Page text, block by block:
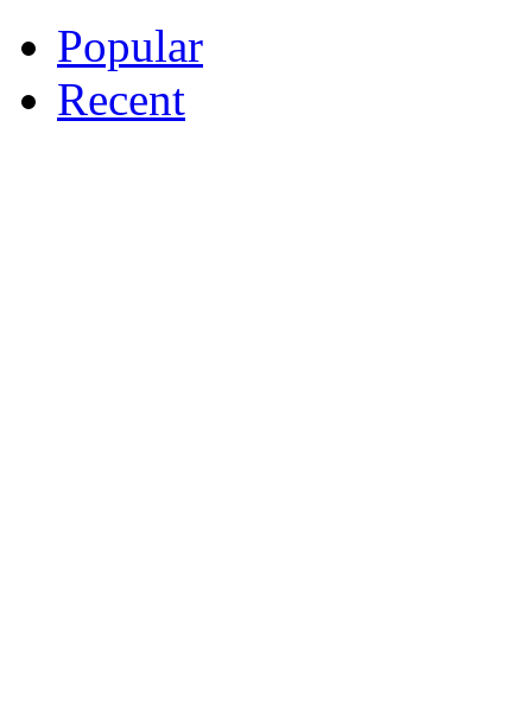
Popular
Recent